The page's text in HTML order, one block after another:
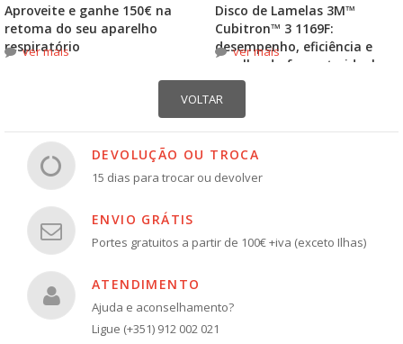
Aproveite e ganhe 150€ na
retoma do seu aparelho
respiratório
ver mais
Disco de Lamelas 3M™
Cubitron™ 3 1169F:
desempenho, eficiência e
escolha do formato ideal
ver mais
DEVOLUÇÃO OU TROCA
15 dias para trocar ou devolver
ENVIO GRÁTIS
Portes gratuitos a partir de 100€ +iva (exceto Ilhas)
ATENDIMENTO
Ajuda e aconselhamento?
Ligue (+351) 912 002 021